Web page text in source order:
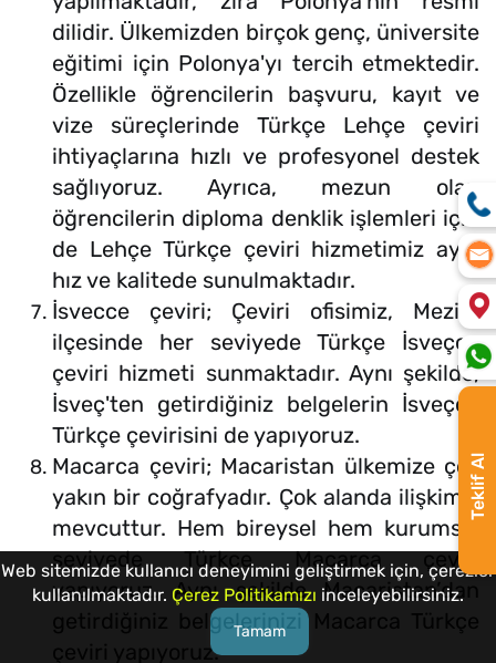
dilidir. Ülkemizden birçok genç, üniversite
eğitimi için Polonya'yı tercih etmektedir.
Özellikle öğrencilerin başvuru, kayıt ve
vize süreçlerinde Türkçe Lehçe çeviri
ihtiyaçlarına hızlı ve profesyonel destek
sağlıyoruz. Ayrıca, mezun olan
öğrencilerin diploma denklik işlemleri için
de Lehçe Türkçe çeviri hizmetimiz aynı
hız ve kalitede sunulmaktadır.
İsvecce çeviri; Çeviri ofisimiz, Mezitli
ilçesinde her seviyede Türkçe İsveççe
çeviri hizmeti sunmaktadır. Aynı şekilde,
İsveç'ten getirdiğiniz belgelerin İsveççe
Türkçe çevirisini de yapıyoruz.
Macarca çeviri; Macaristan ülkemize çok
yakın bir coğrafyadır. Çok alanda ilişkimiz
mevcuttur. Hem bireysel hem kurumsal
seviyede Türkçe Macarca çeviri
yapıyoruz. Aynı şekilde Macaristan’dan
getirdiğiniz belgelerinizi Macarca Türkçe
çeviri yapıyoruz.
Teklif Al
Web sitemizde kullanıcı deneyimini geliştirmek için, çerezler
kullanılmaktadır. Çerez Politikamızı inceleyebilirsiniz.
Tamam